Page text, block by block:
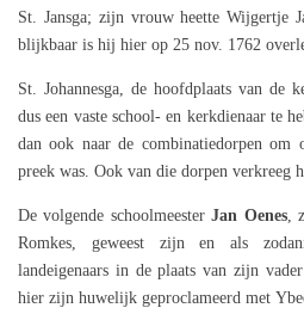
St. Jansga; zijn vrouw heette Wijgertje
blijkbaar is hij hier op 25 nov. 1762
St. Johannesga, de hoofdplaats van de
dus een vaste school- en kerkdienaar te
dan ook naar de combinatiedorpen
preek was. Ook van die dorpen verkreeg
De volgende schoolmeesterJan Oenes,
Romkes, geweest zijn en als
landeigenaars in de plaats van zijn
hier zijn huwelijk geproclameerd met